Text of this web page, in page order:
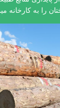
را به کارخانه